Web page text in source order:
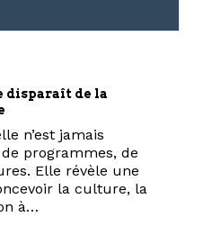
disparaît de la
n’est jamais
programmes, de
Elle révèle une
la culture, la
à…